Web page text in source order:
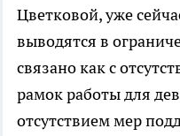
Цветковой, уже
выводятся в
связано как с
рамок работы для
отсутствием мер